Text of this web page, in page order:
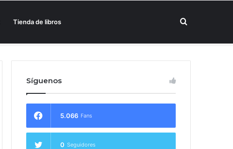
Tienda de libros Buscar
Síguenos
5.066 Fans
0 Seguidores